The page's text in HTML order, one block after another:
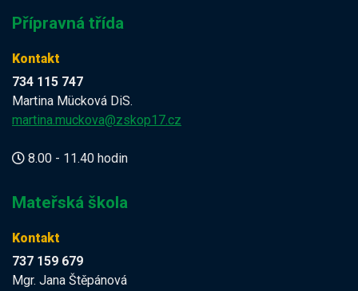
Přípravná třída
Kontakt
734 115 747
Martina Mücková DiS.
martina.muckova@zskop17.cz
8.00 - 11.40 hodin
Mateřská škola
Kontakt
737 159 679
Mgr. Jana Štěpánová